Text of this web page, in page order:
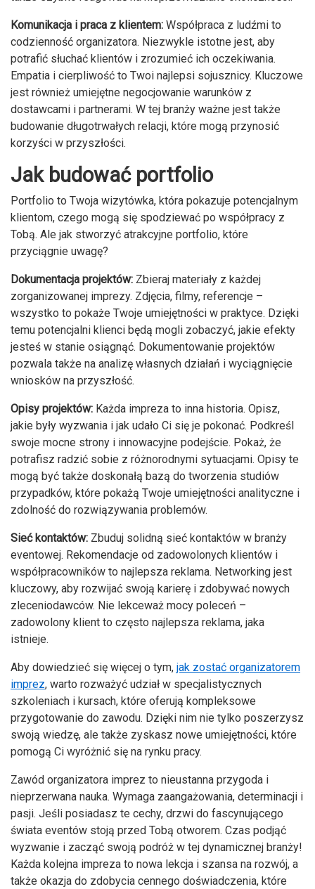
Komunikacja i praca z klientem: Współpraca z ludźmi to
codzienność organizatora. Niezwykle istotne jest, aby
potrafić słuchać klientów i zrozumieć ich oczekiwania.
Empatia i cierpliwość to Twoi najlepsi sojusznicy. Kluczowe
jest również umiejętne negocjowanie warunków z
dostawcami i partnerami. W tej branży ważne jest także
budowanie długotrwałych relacji, które mogą przynosić
korzyści w przyszłości.
Jak budować portfolio
Portfolio to Twoja wizytówka, która pokazuje potencjalnym
klientom, czego mogą się spodziewać po współpracy z
Tobą. Ale jak stworzyć atrakcyjne portfolio, które
przyciągnie uwagę?
Dokumentacja projektów: Zbieraj materiały z każdej
zorganizowanej imprezy. Zdjęcia, filmy, referencje –
wszystko to pokaże Twoje umiejętności w praktyce. Dzięki
temu potencjalni klienci będą mogli zobaczyć, jakie efekty
jesteś w stanie osiągnąć. Dokumentowanie projektów
pozwala także na analizę własnych działań i wyciągnięcie
wniosków na przyszłość.
Opisy projektów: Każda impreza to inna historia. Opisz,
jakie były wyzwania i jak udało Ci się je pokonać. Podkreśl
swoje mocne strony i innowacyjne podejście. Pokaż, że
potrafisz radzić sobie z różnorodnymi sytuacjami. Opisy te
mogą być także doskonałą bazą do tworzenia studiów
przypadków, które pokażą Twoje umiejętności analityczne i
zdolność do rozwiązywania problemów.
Sieć kontaktów: Zbuduj solidną sieć kontaktów w branży
eventowej. Rekomendacje od zadowolonych klientów i
współpracowników to najlepsza reklama. Networking jest
kluczowy, aby rozwijać swoją karierę i zdobywać nowych
zleceniodawców. Nie lekceważ mocy poleceń –
zadowolony klient to często najlepsza reklama, jaka
istnieje.
Aby dowiedzieć się więcej o tym, jak zostać organizatorem
imprez, warto rozważyć udział w specjalistycznych
szkoleniach i kursach, które oferują kompleksowe
przygotowanie do zawodu. Dzięki nim nie tylko poszerzysz
swoją wiedzę, ale także zyskasz nowe umiejętności, które
pomogą Ci wyróżnić się na rynku pracy.
Zawód organizatora imprez to nieustanna przygoda i
nieprzerwana nauka. Wymaga zaangażowania, determinacji i
pasji. Jeśli posiadasz te cechy, drzwi do fascynującego
świata eventów stoją przed Tobą otworem. Czas podjąć
wyzwanie i zacząć swoją podróż w tej dynamicznej branży!
Każda kolejna impreza to nowa lekcja i szansa na rozwój, a
także okazja do zdobycia cennego doświadczenia, które